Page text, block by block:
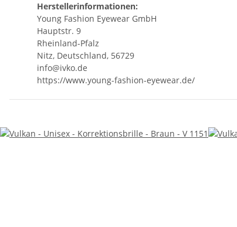
Herstellerinformationen:
Young Fashion Eyewear GmbH
Hauptstr. 9
Rheinland-Pfalz
Nitz, Deutschland, 56729
info@ivko.de
https://www.young-fashion-eyewear.de/